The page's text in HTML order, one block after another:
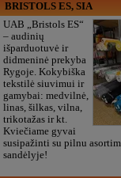
BRISTOLS ES, SIA
UAB „Bristols ES“
– audinių
išparduotuvė ir
didmeninė prekyba
Rygoje. Kokybiška
tekstilė siuvimui ir
gamybai: medvilnė,
linas, šilkas, vilna,
trikotažas ir kt.
Kviečiame gyvai
susipažinti su pilnu
sandėlyje!